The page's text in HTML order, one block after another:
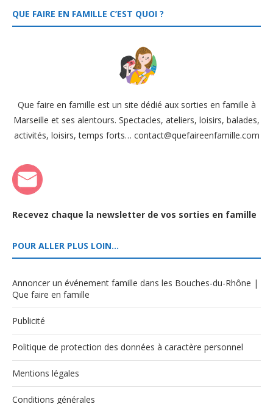
QUE FAIRE EN FAMILLE C’EST QUOI ?
Que faire en famille est un site dédié aux sorties en famille à
Marseille et ses alentours. Spectacles, ateliers, loisirs, balades,
activités, loisirs, temps forts… contact@quefaireenfamille.com
Recevez chaque la newsletter de vos sorties en famille
POUR ALLER PLUS LOIN…
Annoncer un événement famille dans les Bouches-du-Rhône |
Que faire en famille
Publicité
Politique de protection des données à caractère personnel
Mentions légales
Conditions générales